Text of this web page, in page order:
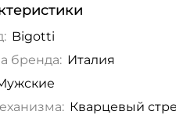
Bigotti
бренда: Италия
Кварцевый